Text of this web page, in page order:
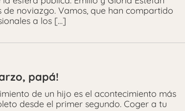
noviazgo. Vamos, que han compartido
a los […]
papá!
de un hijo es el acontecimiento más
desde el primer segundo. Coger a tu